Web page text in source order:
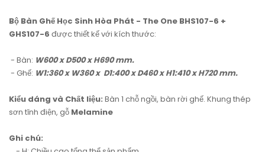
Bộ Bàn Ghế Học Sinh Hòa Phát - The One BHS107-6 +
GHS107-6 được thiết kế với kích thước:
- Bàn: W600 x D500 x H690 mm.
- Ghế: W1:360 x W360 x D1:400 x D460 x H1:410 x H720 mm.
Kiểu dáng và Chất liệu: Bàn 1 chỗ ngồi, bàn rời ghế. Khung thép
sơn tĩnh điện, gỗ Melamine
Ghi chú: